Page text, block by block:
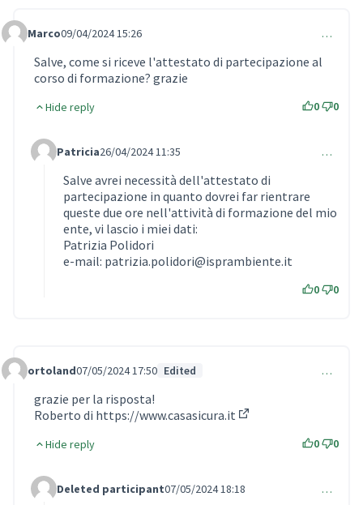
Comment 916
Marco09/04/2024 15:26 …
Salve, come si riceve l'attestato di partecipazione al
corso di formazione? grazie
Hide reply 0 0
Comment 917 (reply to comment 916)
Patricia26/04/2024 11:35 …
Salve avrei necessità dell'attestato di
partecipazione in quanto dovrei far rientrare
queste due ore nell'attività di formazione del mio
ente, vi lascio i miei dati:
Patrizia Polidori
e-mail: patrizia.polidori@isprambiente.it
0 0
Comment 920
ortoland07/05/2024 17:50 Edited …
grazie per la risposta!
Roberto di https://www.casasicura.it
Hide reply 0 0
Comment 921 (reply to comment 920)
Deleted participant07/05/2024 18:18 …